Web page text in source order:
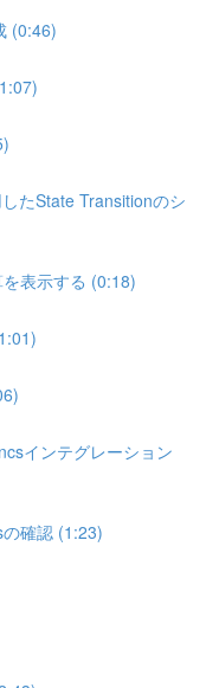
(0:46)
たState Transitionのシ
表示する (0:18)
インテグレーション
確認 (1:23)